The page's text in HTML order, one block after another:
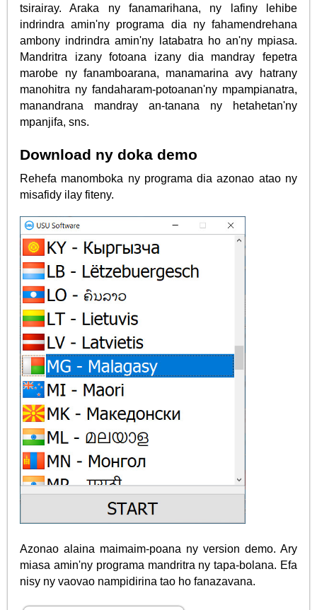
tsirairay. Araka ny fanamarihana, ny lafiny lehibe
indrindra amin'ny programa dia ny fahamendrehana
ambony indrindra amin'ny latabatra ho an'ny mpiasa.
Mandritra izany fotoana izany dia mandray fepetra
marobe ny fanamboarana, manamarina avy hatrany
manohitra ny fandaharam-potoanan'ny mpampianatra,
manandrana mandray an-tanana ny hetahetan'ny
mpanjifa, sns.
Download ny doka demo
Rehefa manomboka ny programa dia azonao atao ny
misafidy ilay fiteny.
Azonao alaina maimaim-poana ny version demo. Ary
miasa amin'ny programa mandritra ny tapa-bolana. Efa
nisy ny vaovao nampidirina tao ho fanazavana.